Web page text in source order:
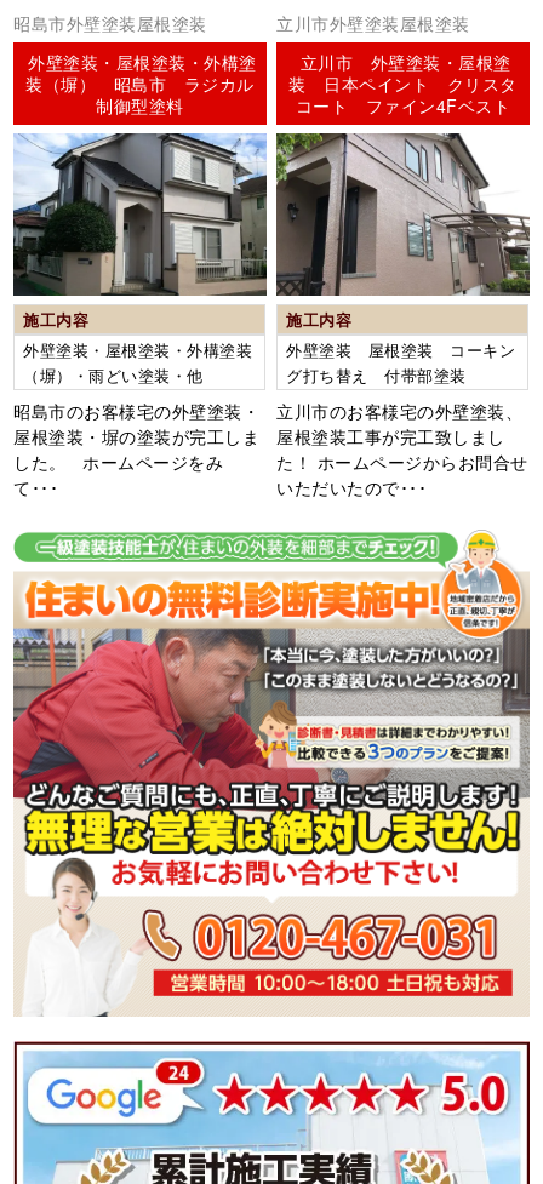
昭島市外壁塗装屋根塗装
外壁塗装・屋根塗装・外構塗
装（塀） 昭島市 ラジカル
制御型塗料
施工内容
外壁塗装・屋根塗装・外構塗装
（塀）・雨どい塗装・他
昭島市のお客様宅の外壁塗装・
屋根塗装・塀の塗装が完工しま
した。 ホームページをみ
て･･･
立川市外壁塗装屋根塗装
立川市 外壁塗装・屋根塗
装 日本ペイント クリスタ
コート ファイン4Fベスト
施工内容
外壁塗装 屋根塗装 コーキン
グ打ち替え 付帯部塗装
立川市のお客様宅の外壁塗装、
屋根塗装工事が完工致しまし
た！ ホームページからお問合せ
いただいたので･･･